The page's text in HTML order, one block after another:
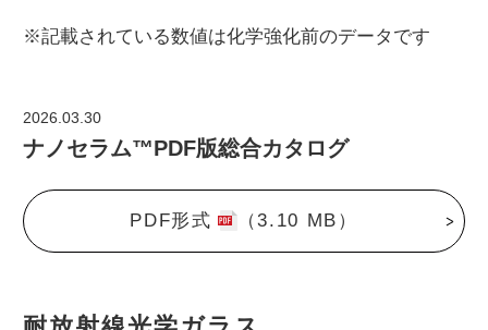
※記載されている数値は化学強化前のデータです
2026.03.30
ナノセラム™PDF版総合カタログ
PDF形式 （3.10 MB）